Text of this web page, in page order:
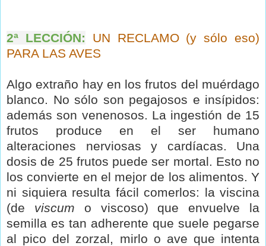
2ª LECCIÓN: UN RECLAMO (y sólo eso)
PARA LAS AVES
Algo extraño hay en los frutos del muérdago
blanco. No sólo son pegajosos e insípidos:
además son venenosos. La ingestión de 15
frutos produce en el ser humano
alteraciones nerviosas y cardíacas. Una
dosis de 25 frutos puede ser mortal. Esto no
los convierte en el mejor de los alimentos. Y
ni siquiera resulta fácil comerlos: la viscina
(de viscum o viscoso) que envuelve la
semilla es tan adherente que suele pegarse
al pico del zorzal, mirlo o ave que intenta